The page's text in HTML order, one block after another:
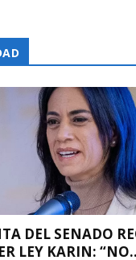
DEL SENADO
LEY KARIN: